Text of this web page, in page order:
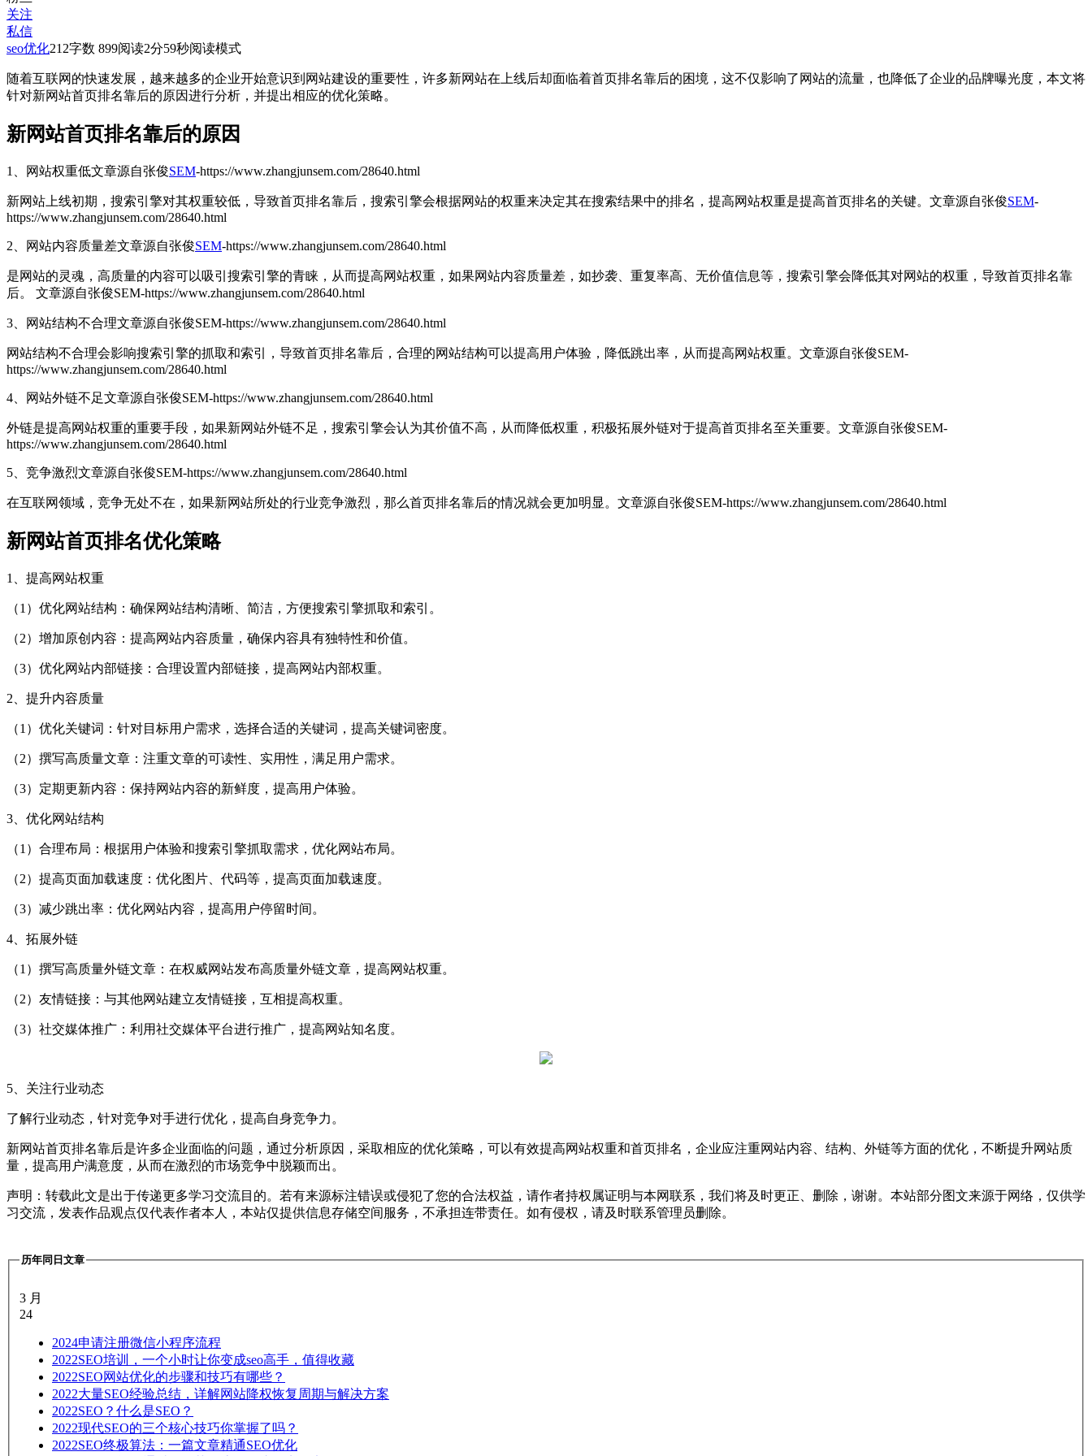
关注
私信
seo优化212字数 899阅读2分59秒阅读模式
随着互联网的快速发展，越来越多的企业开始意识到网站建设的重要性，许多新网站在上线后却面临着首页排名靠后的困境，这不仅影响了网站的流量，也降低了企业的品牌曝光度，本文将
针对新网站首页排名靠后的原因进行分析，并提出相应的优化策略。
新网站首页排名靠后的原因
1、网站权重低文章源自张俊SEM-https://www.zhangjunsem.com/28640.html
新网站上线初期，搜索引擎对其权重较低，导致首页排名靠后，搜索引擎会根据网站的权重来决定其在搜索结果中的排名，提高网站权重是提高首页排名的关键。 文章源自张俊SEM-
https://www.zhangjunsem.com/28640.html
2、网站内容质量差文章源自张俊SEM-https://www.zhangjunsem.com/28640.html
是网站的灵魂，高质量的内容可以吸引搜索引擎的青睐，从而提高网站权重，如果网站内容质量差，如抄袭、重复率高、无价值信息等，搜索引擎会降低其对网站的权重，导致首页排名靠
后。 文章源自张俊SEM-https://www.zhangjunsem.com/28640.html
3、网站结构不合理文章源自张俊SEM-https://www.zhangjunsem.com/28640.html
网站结构不合理会影响搜索引擎的抓取和索引，导致首页排名靠后，合理的网站结构可以提高用户体验，降低跳出率，从而提高网站权重。 文章源自张俊SEM-
https://www.zhangjunsem.com/28640.html
4、网站外链不足文章源自张俊SEM-https://www.zhangjunsem.com/28640.html
外链是提高网站权重的重要手段，如果新网站外链不足，搜索引擎会认为其价值不高，从而降低权重，积极拓展外链对于提高首页排名至关重要。 文章源自张俊SEM-
https://www.zhangjunsem.com/28640.html
5、竞争激烈文章源自张俊SEM-https://www.zhangjunsem.com/28640.html
在互联网领域，竞争无处不在，如果新网站所处的行业竞争激烈，那么首页排名靠后的情况就会更加明显。 文章源自张俊SEM-https://www.zhangjunsem.com/28640.html
新网站首页排名优化策略
1、提高网站权重
（1）优化网站结构：确保网站结构清晰、简洁，方便搜索引擎抓取和索引。
（2）增加原创内容：提高网站内容质量，确保内容具有独特性和价值。
（3）优化网站内部链接：合理设置内部链接，提高网站内部权重。
2、提升内容质量
（1）优化关键词：针对目标用户需求，选择合适的关键词，提高关键词密度。
（2）撰写高质量文章：注重文章的可读性、实用性，满足用户需求。
（3）定期更新内容：保持网站内容的新鲜度，提高用户体验。
3、优化网站结构
（1）合理布局：根据用户体验和搜索引擎抓取需求，优化网站布局。
（2）提高页面加载速度：优化图片、代码等，提高页面加载速度。
（3）减少跳出率：优化网站内容，提高用户停留时间。
4、拓展外链
（1）撰写高质量外链文章：在权威网站发布高质量外链文章，提高网站权重。
（2）友情链接：与其他网站建立友情链接，互相提高权重。
（3）社交媒体推广：利用社交媒体平台进行推广，提高网站知名度。
5、关注行业动态
了解行业动态，针对竞争对手进行优化，提高自身竞争力。
新网站首页排名靠后是许多企业面临的问题，通过分析原因，采取相应的优化策略，可以有效提高网站权重和首页排名，企业应注重网站内容、结构、外链等方面的优化，不断提升网站质
量，提高用户满意度，从而在激烈的市场竞争中脱颖而出。
声明：转载此文是出于传递更多学习交流目的。若有来源标注错误或侵犯了您的合法权益，请作者持权属证明与本网联系，我们将及时更正、删除，谢谢。本站部分图文来源于网络，仅供学
习交流，发表作品观点仅代表作者本人，本站仅提供信息存储空间服务，不承担连带责任。如有侵权，请及时联系管理员删除。
历年同日文章
3 月
24
2024申请注册微信小程序流程
2022SEO培训，一个小时让你变成seo高手，值得收藏
2022SEO网站优化的步骤和技巧有哪些？
2022大量SEO经验总结，详解网站降权恢复周期与解决方案
2022SEO？什么是SEO？
2022现代SEO的三个核心技巧你掌握了吗？
2022SEO终极算法：一篇文章精通SEO优化